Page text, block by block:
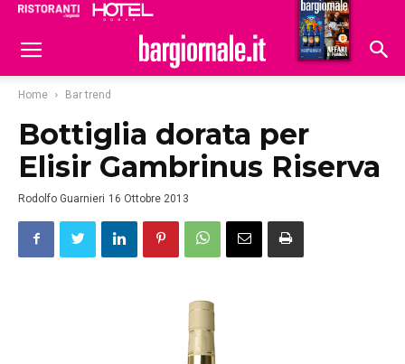
Hoteldomani
Home Bar trend
Bottiglia dorata per
Elisir Gambrinus Riserva
Rodolfo Guarnieri 16 Ottobre 2013